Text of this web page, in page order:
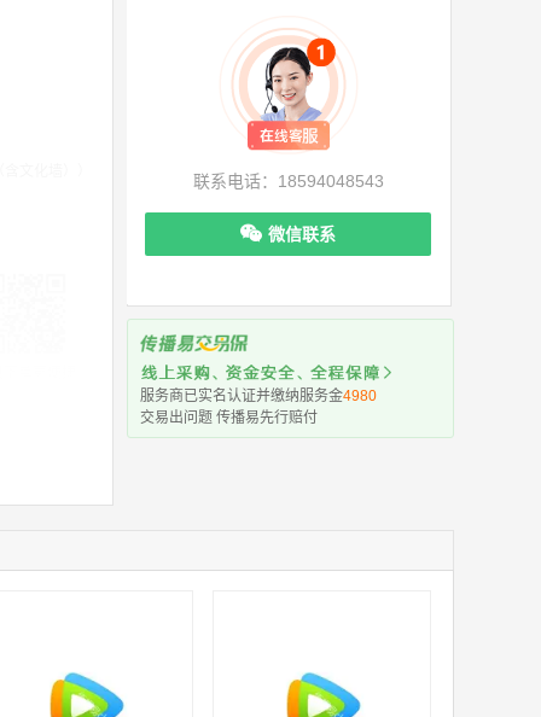
联系电话：18594048543
微信联系
服务商已实名认证并缴纳服务金4980
交易出问题 传播易先行赔付